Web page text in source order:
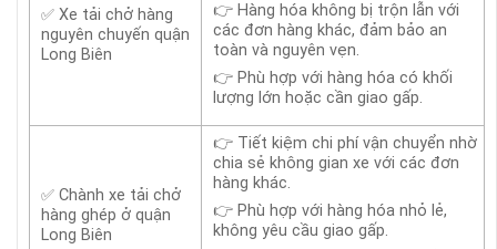
✅ Xe tải chở hàng
nguyên chuyến quận
Long Biên
👉 Hàng hóa không bị trộn lẫn với
các đơn hàng khác, đảm bảo an
toàn và nguyên vẹn.
👉 Phù hợp với hàng hóa có khối
lượng lớn hoặc cần giao gấp.
✅ Chành xe tải chở
hàng ghép ở quận
Long Biên
👉 Tiết kiệm chi phí vận chuyển nhờ
chia sẻ không gian xe với các đơn
hàng khác.
👉 Phù hợp với hàng hóa nhỏ lẻ,
không yêu cầu giao gấp.